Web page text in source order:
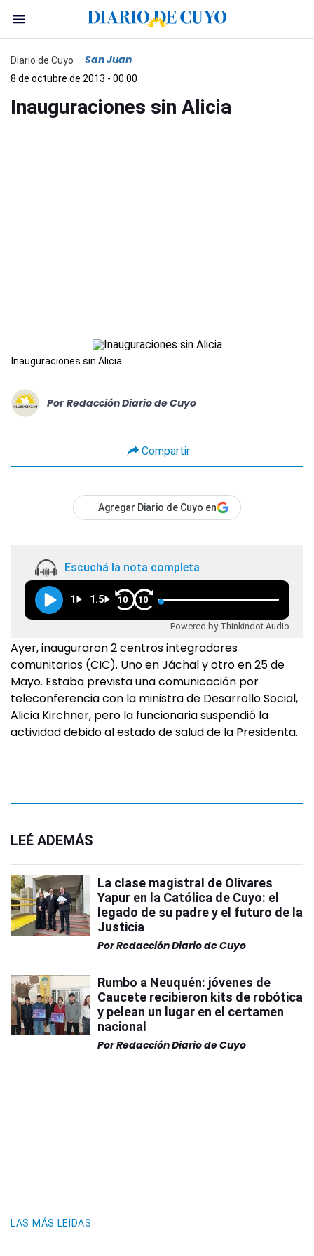
Diario de Cuyo San Juan
8 de octubre de 2013 - 00:00
Inauguraciones sin Alicia
Inauguraciones sin Alicia
Por Redacción Diario de Cuyo
Compartir
Agregar Diario de Cuyo en
Escuchá la nota completa
1 1.5 10 10
Powered by Thinkindot Audio
Ayer, inauguraron 2 centros integradores
comunitarios (CIC). Uno en Jáchal y otro en 25 de
Mayo. Estaba prevista una comunicación por
teleconferencia con la ministra de Desarrollo Social,
Alicia Kirchner, pero la funcionaria suspendió la
actividad debido al estado de salud de la Presidenta.
LEÉ ADEMÁS
La clase magistral de Olivares
Yapur en la Católica de Cuyo: el
legado de su padre y el futuro de la
Justicia
PorRedacción Diario de Cuyo
Rumbo a Neuquén: jóvenes de
Caucete recibieron kits de robótica
y pelean un lugar en el certamen
nacional
PorRedacción Diario de Cuyo
LAS MÁS LEIDAS